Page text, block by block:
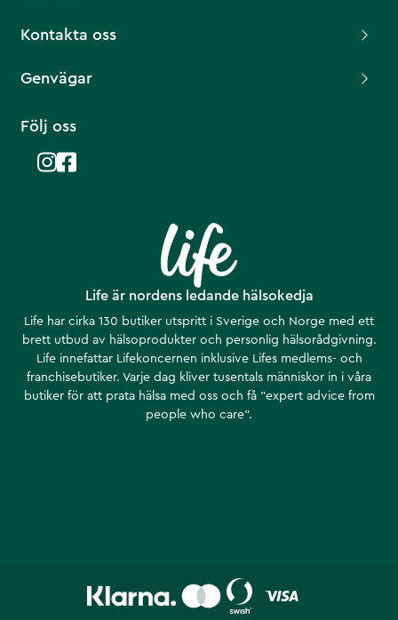
Life är nordens ledande hälsokedja
Life har cirka 130 butiker utspritt i Sverige och Norge med ett
brett utbud av hälsoprodukter och personlig hälsorådgivning.
Life innefattar Lifekoncernen inklusive Lifes medlems- och
franchisebutiker. Varje dag kliver tusentals människor in i våra
butiker för att prata hälsa med oss och få ”expert advice from
people who care”.
Kontakta oss
Genvägar
Följ oss